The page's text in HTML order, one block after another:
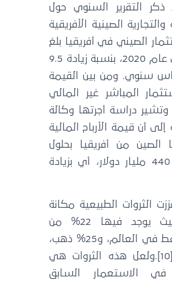
ذكر التقرير السنوي حول
والتجارية الصينية الأفريقية
الاستثمار الصيني في أفريقيا بلغ
2.96 مليار دولار في عام 2020، بنسبة زيادة 9.5
سنوي. ومن بين القيمة
المباشر غير المالي
مليار دولار[8]. وتشير دراسة أجرتها وكالة
أن قيمة الأرباح المالية
الصين من أفريقيا بحلول
2025 ستصل إلى 440 مليار دولار، أي بزيادة
الثروات الطبيعية مكانة
أفريقيًا عالميًا، حيث يوجد فيها 22% من
احتياطي الغاز والنفط في العالم، و25% ذهب،
و80% من البلاتين[10].ولعل هذه الثروات هي
في الاستعمار السابق